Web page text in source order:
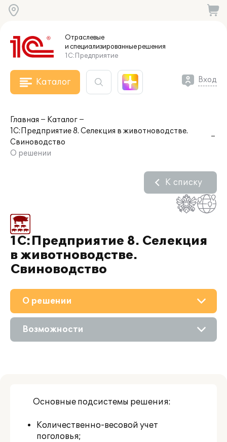
Отраслевые
и специализированныерешения
1С:Предприятие
Каталог Вход
Главная
Каталог
1С:Предприятие 8. Селекция в животноводстве.
Свиноводство
О решении
1С:Предприятие 8. Селекция
в животноводстве.
Свиноводство
К списку
О решении
Приобретение
Партнерам
Возможности
Сравнение версий
Основные подсистемы решения:
Количественно-весовой учет
поголовья;